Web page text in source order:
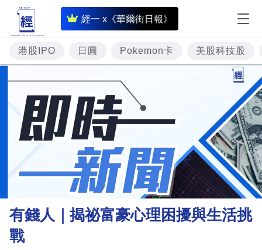
經一 x《華爾街日報》
即
時
財
經
專
題
投
資
樓
市
財
港股IPO 日圓 Pokemon卡 美股科技股
有錢人｜揭祕富豪心理困擾與生活挑
戰